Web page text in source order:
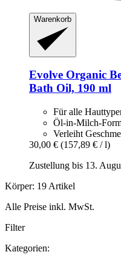
Warenkorb
Evolve Organic
Bath Oil, 190 ml
Für alle
Öl-in-Milch-
Verleiht
30,00 € (157,89 € / l)
Zustellung bis 13.
Körper: 19 Artikel
Alle Preise inkl. MwSt.
Filter
Kategorien: